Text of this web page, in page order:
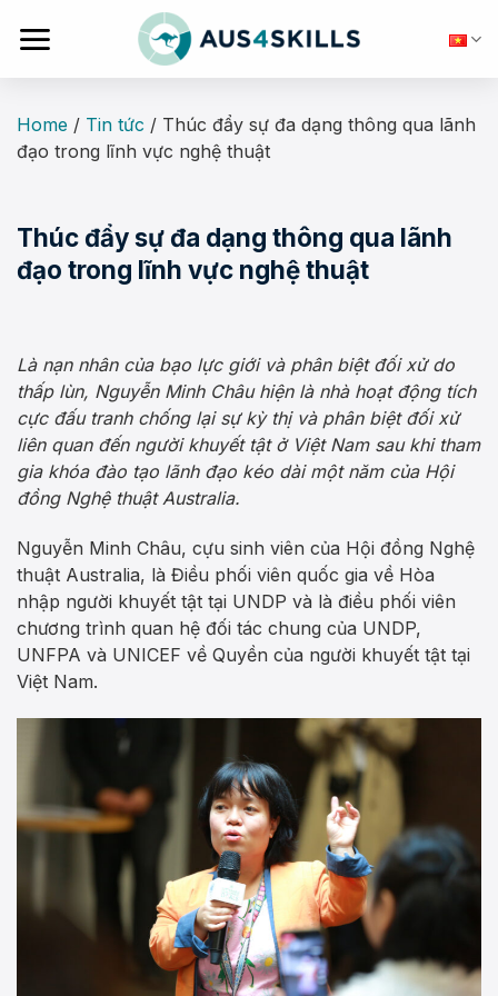
Home / Tin tức / Thúc đẩy sự đa dạng thông qua lãnh
đạo trong lĩnh vực nghệ thuật
Thúc đẩy sự đa dạng thông qua lãnh
đạo trong lĩnh vực nghệ thuật
Là nạn nhân của bạo lực giới và phân biệt đối xử do
thấp lùn, Nguyễn Minh Châu hiện là nhà hoạt động tích
cực đấu tranh chống lại sự kỳ thị và phân biệt đối xử
liên quan đến người khuyết tật ở Việt Nam sau khi tham
gia khóa đào tạo lãnh đạo kéo dài một năm của Hội
đồng Nghệ thuật Australia.
Nguyễn Minh Châu, cựu sinh viên của Hội đồng Nghệ
thuật Australia, là Điều phối viên quốc gia về Hòa
nhập người khuyết tật tại UNDP và là điều phối viên
chương trình quan hệ đối tác chung của UNDP,
UNFPA và UNICEF về Quyền của người khuyết tật tại
Việt Nam.